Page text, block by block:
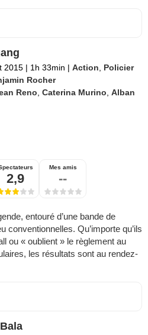
2015 | 1h 33min | Action
Policier
Rocher
Reno ,Caterina Murino ,Alban
2,9
Mes amis
--
entouré d’une bande de
conventionnelles. Qu’importe qu’ils
ou « oublient » le règlement au
les résultats sont au rendez-